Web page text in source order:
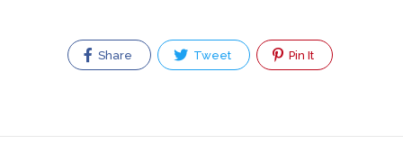
Share Tweet Pin It